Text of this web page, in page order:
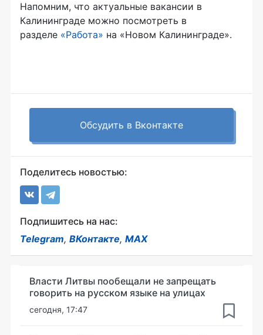
Напомним, что актуальные вакансии в
Калининграде можно посмотреть в
разделе «Работа» на «Новом Калининграде».
Обсудить в Вконтакте
Поделитесь новостью:
Подпишитесь на нас:
Telegram, ВКонтакте, MAX
Власти Литвы пообещали не запрещать
говорить на русском языке на улицах
сегодня, 17:47